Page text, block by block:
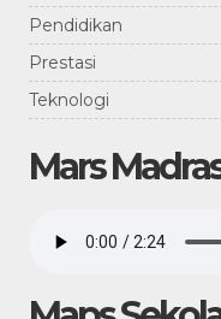
Pendidikan
Prestasi
Teknologi
Mars